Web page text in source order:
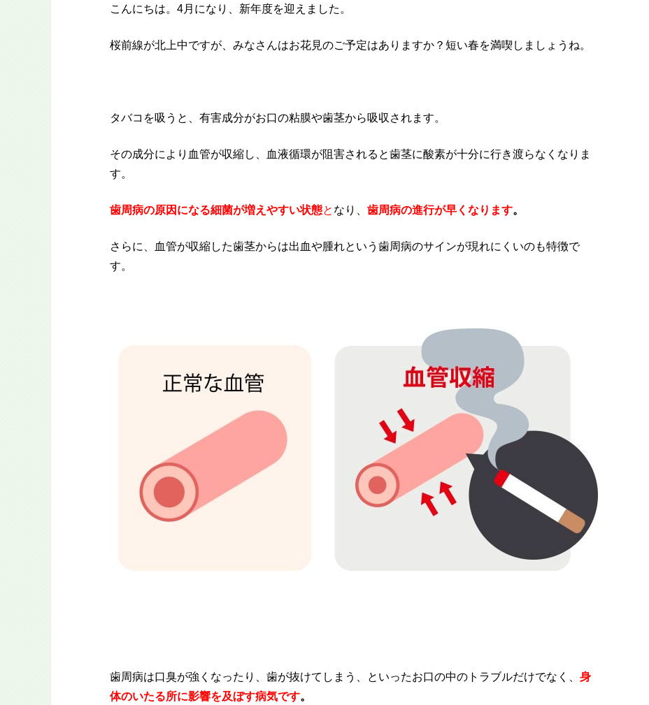
こんにちは。4月になり、新年度を迎えました。
桜前線が北上中ですが、みなさんはお花見のご予定はありますか？短い春を満喫しましょうね。
タバコを吸うと、有害成分がお口の粘膜や歯茎から吸収されます。
その成分により血管が収縮し、血液循環が阻害されると歯茎に酸素が十分に行き渡らなくなりま
す。
歯周病の原因になる細菌が増えやすい状態と なり、 歯周病の進行が早くなります。
さらに、血管が収縮した歯茎からは出血や腫れという歯周病のサインが現れにくいのも特徴で
す。
歯周病は口臭が強くなったり、歯が抜けてしまう、といったお口の中のトラブルだけでなく、 身
体のいたる所に影響を及ぼす病気です。